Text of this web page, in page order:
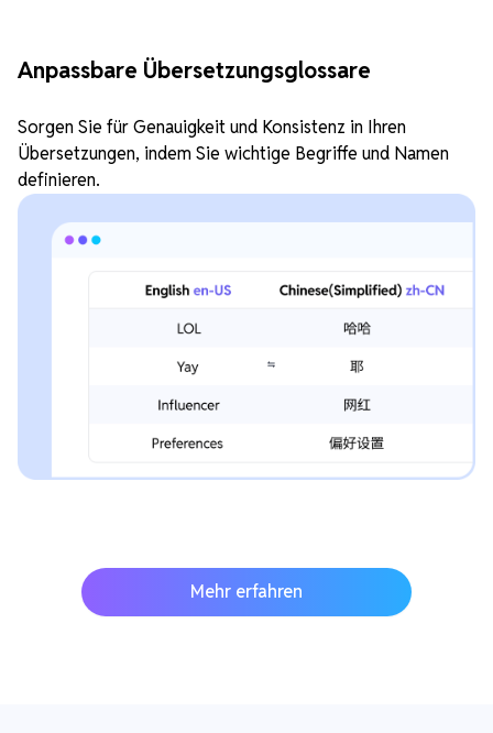
Anpassbare Übersetzungsglossare
Sorgen Sie für Genauigkeit und Konsistenz in Ihren
Übersetzungen, indem Sie wichtige Begriffe und Namen
definieren.
Mehr erfahren